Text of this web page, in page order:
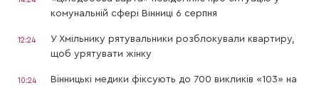
комунальній сфері Вінниці 6 серпня
12:24
У Хмільнику рятувальники розблокували квартиру,
щоб урятувати жінку
10:24
Вінницькі медики фіксують до 700 викликів «103» на